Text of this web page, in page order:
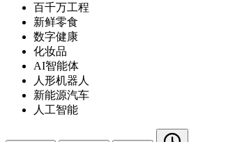
百千万工程
新鲜零食
数字健康
化妆品
AI智能体
人形机器人
新能源汽车
人工智能